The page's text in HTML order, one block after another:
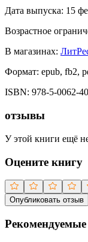
Дата выпуска: 15
Возрастное
В магазинах:
Формат: epub, fb2,
ISBN: 978-5-0062-
отзывы
У этой книги ещё
Оцените книгу
Опубликовать отзыв
Рекомендуемые